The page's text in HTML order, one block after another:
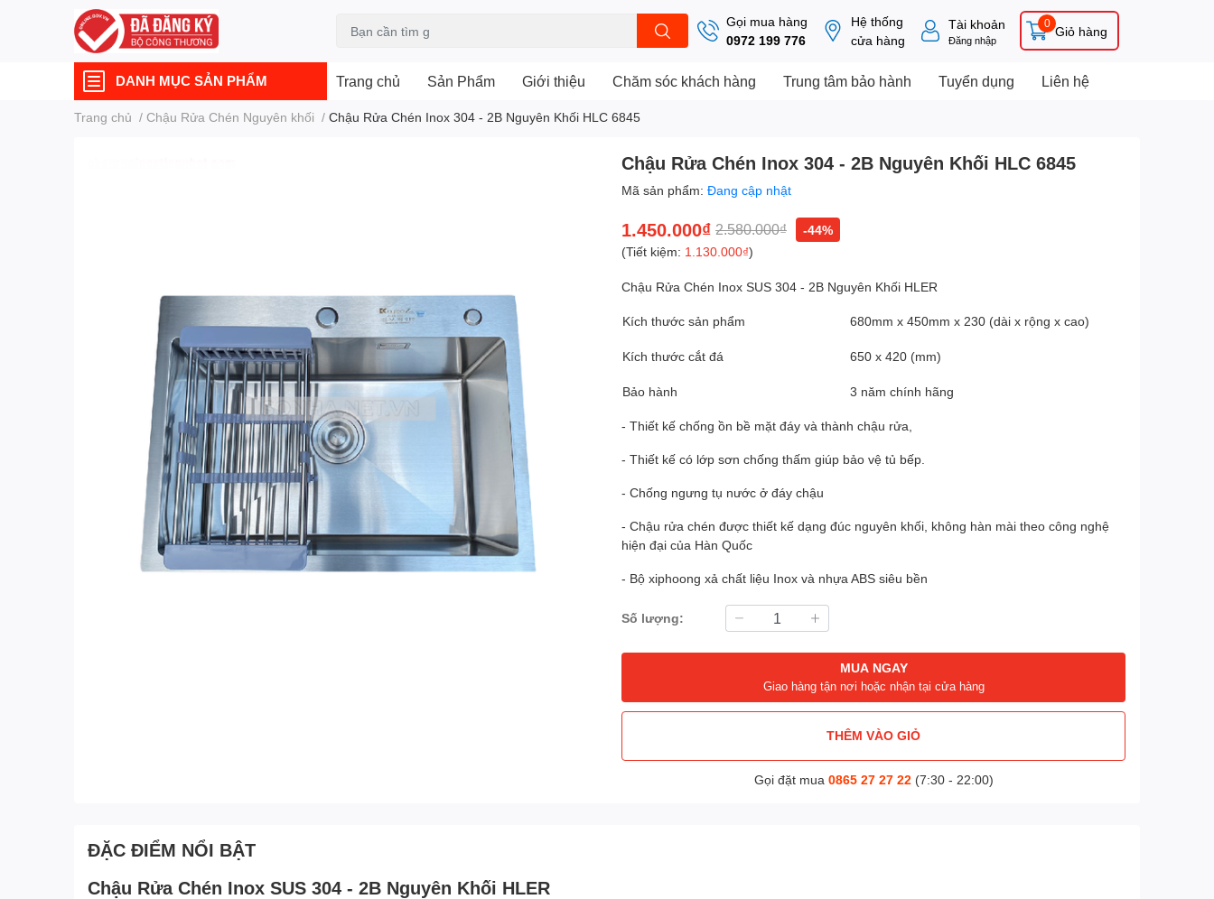
Gọi mua hàng
0972 199 776
Hệ thống
cửa hàng
Tài khoản
Đăng nhập
Giỏ hàng
0
DANH MỤC SẢN PHẨM Trang chủ Sản Phẩm Giới thiệu Chăm sóc khách hàng Trung tâm bảo hành Tuyển dụng Liên hệ
Trang chủ / Chậu Rửa Chén Nguyên khối / Chậu Rửa Chén Inox 304 - 2B Nguyên Khối HLC 6845
Chậu Rửa Chén Inox 304 - 2B Nguyên Khối HLC 6845
Mã sản phẩm: Đang cập nhật
1.450.000₫ 2.580.000₫
-44%
(Tiết kiệm: 1.130.000₫)
Chậu Rửa Chén Inox SUS 304 - 2B Nguyên Khối HLER
Kích thước sản phẩm 680mm x 450mm x 230 (dài x rộng x cao)
Kích thước cắt đá 650 x 420 (mm)
Bảo hành 3 năm chính hãng
- Thiết kế chống ồn bề mặt đáy và thành chậu rửa,
- Thiết kế có lớp sơn chống thấm giúp bảo vệ tủ bếp.
- Chống ngưng tụ nước ở đáy chậu
- Chậu rửa chén được thiết kế dạng đúc nguyên khối, không hàn mài theo công nghệ
hiện đại của Hàn Quốc
- Bộ xiphoong xả chất liệu Inox và nhựa ABS siêu bền
Số lượng:
MUA NGAY
Giao hàng tận nơi hoặc nhận tại cửa hàng
THÊM VÀO GIỎ
Gọi đặt mua 0865 27 27 22(7:30 - 22:00)
ĐẶC ĐIỂM NỔI BẬT
Chậu Rửa Chén Inox SUS 304 - 2B Nguyên Khối HLER